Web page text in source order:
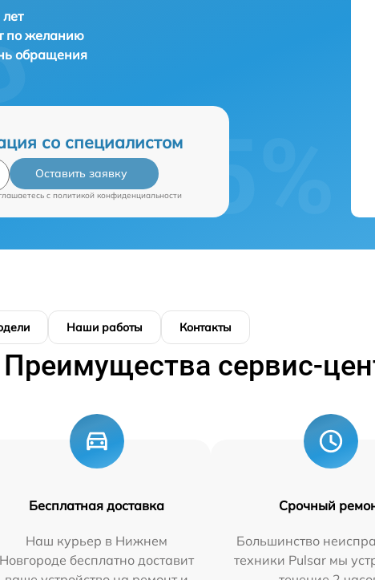
по желанию
обращения
со специалистом
Оставить заявку
c политикой конфиденциальности
Наши работы Контакты
Преимущества сервис-
Бесплатная доставка
Наш курьер в Нижнем
Новгороде бесплатно доставит
Срочный
Большинство
техники Pulsar мы